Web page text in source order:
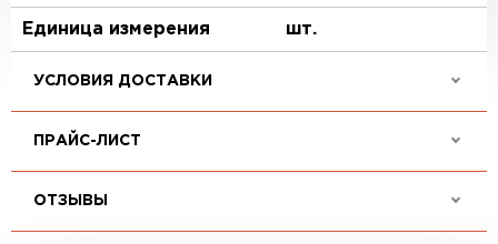
Единица измерения шт.
УСЛОВИЯ ДОСТАВКИ
ПРАЙС-ЛИСТ
ОТЗЫВЫ